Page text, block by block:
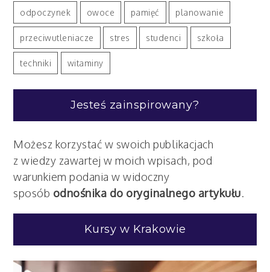
odpoczynek owoce pamięć planowanie
przeciwutleniacze stres studenci szkoła
techniki witaminy
Jesteś zainspirowany?
Możesz korzystać w swoich publikacjach
z wiedzy zawartej w moich wpisach, pod
warunkiem podania w widoczny
sposób odnośnika do oryginalnego artykułu.
Kursy w Krakowie